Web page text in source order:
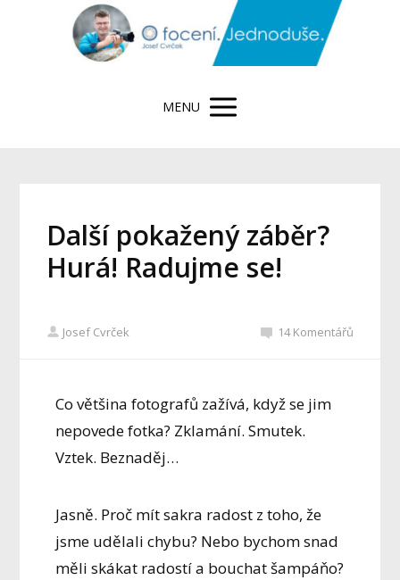
MENU
Další pokažený záběr?
Hurá! Radujme se!
Josef Cvrček 14 Komentářů
Co většina fotografů zažívá, když se jim
nepovede fotka? Zklamání. Smutek.
Vztek. Beznaděj…
Jasně. Proč mít sakra radost z toho, že
jsme udělali chybu? Nebo bychom snad
měli skákat radostí a bouchat šampáňo?